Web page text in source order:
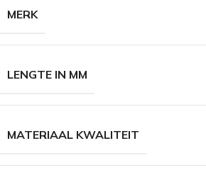
MERK
LENGTE IN MM
MATERIAAL KWALITEIT